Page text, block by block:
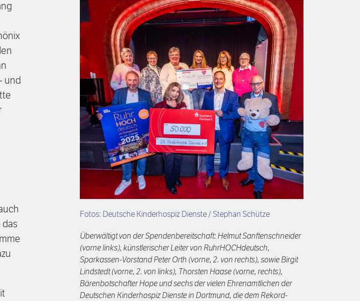
und
das
Fotos: Deutsche Kinderhospiz Dienste / Stephan Schütze
Überwältigt von der Spendenbereitschaft: Helmut Sanftenschneider
(vorne links), künstlerischer Leiter von RuhrHOCHdeutsch,
Sparkassen-Vorstand Peter Orth (vorne, 2. von rechts), sowie Birgit
Lindstedt (vorne, 2. von links), Thorsten Haase (vorne, rechts),
Bärenbotschafter Hope und sechs der vielen Ehrenamtlichen der
Deutschen Kinderhospiz Dienste in Dortmund, die dem Rekord-